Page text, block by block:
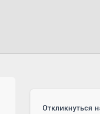
Откликнуться